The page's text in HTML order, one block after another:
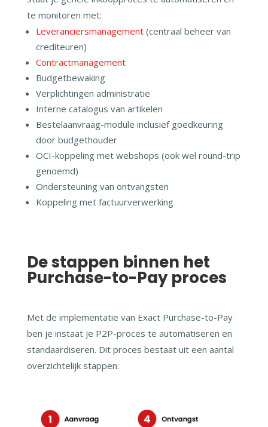
te monitoren met:
Leveranciersmanagement(centraal beheer van
crediteuren)
Contractmanagement
Budgetbewaking
Verplichtingen administratie
Interne catalogus van artikelen
Bestelaanvraag-module inclusief goedkeuring
door budgethouder
OCI-koppeling met webshops (ook wel round-trip
genoemd)
Ondersteuning van ontvangsten
Koppeling met factuurverwerking
De stappen binnen het
Purchase-to-Pay proces
Met de implementatie van Exact Purchase-to-Pay
ben je instaat je P2P-proces te automatiseren en
standaardiseren. Dit proces bestaat uit een aantal
overzichtelijk stappen: